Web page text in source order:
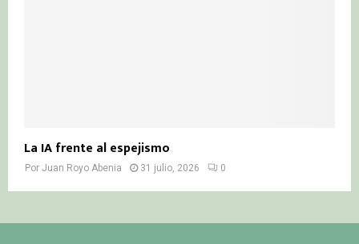
La IA frente al espejismo
Por Juan Royo Abenia 31 julio, 2026 0